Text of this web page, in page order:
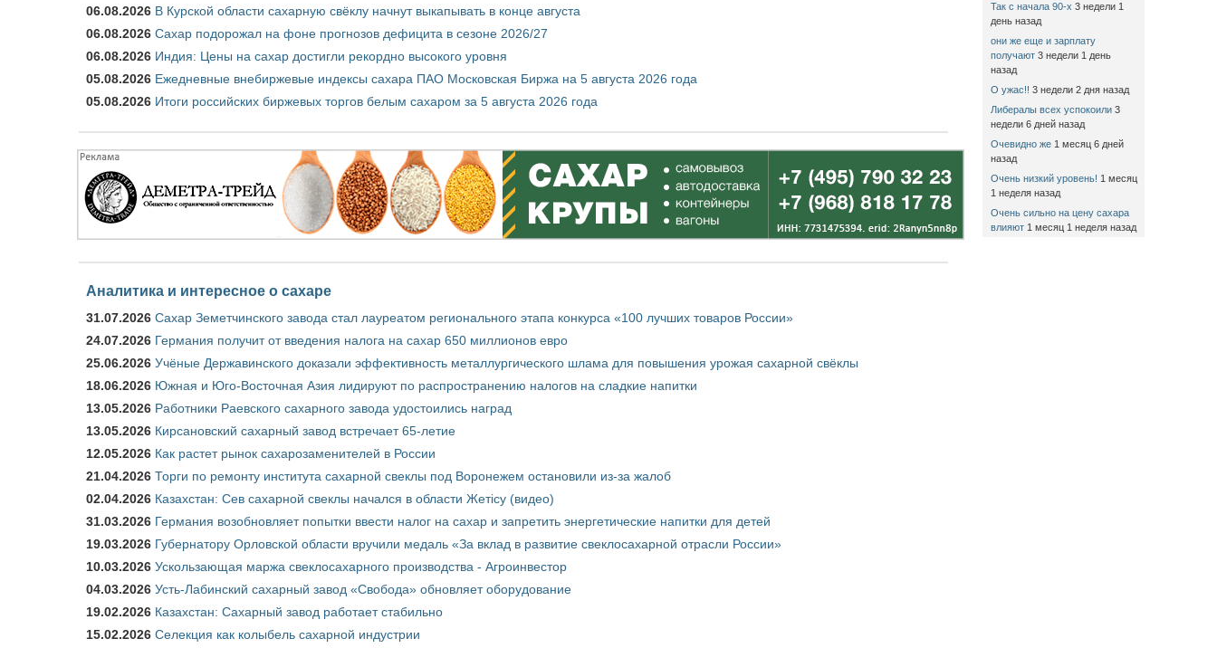
06.08.2026 В Курской области сахарную свёклу начнут выкапывать в конце августа
06.08.2026 Сахар подорожал на фоне прогнозов дефицита в сезоне 2026/27
06.08.2026 Индия: Цены на сахар достигли рекордно высокого уровня
05.08.2026 Ежедневные внебиржевые индексы сахара ПАО Московская Биржа на 5 августа 2026 года
05.08.2026 Итоги российских биржевых торгов белым сахаром за 5 августа 2026 года
Аналитика и интересное о сахаре
31.07.2026 Сахар Земетчинского завода стал лауреатом регионального этапа конкурса «100 лучших товаров России»
24.07.2026 Германия получит от введения налога на сахар 650 миллионов евро
25.06.2026 Учёные Державинского доказали эффективность металлургического шлама для повышения урожая сахарной свёклы
18.06.2026 Южная и Юго-Восточная Азия лидируют по распространению налогов на сладкие напитки
13.05.2026 Работники Раевского сахарного завода удостоились наград
13.05.2026 Кирсановский сахарный завод встречает 65-летие
12.05.2026 Как растет рынок сахарозаменителей в России
21.04.2026 Торги по ремонту института сахарной свеклы под Воронежем остановили из-за жалоб
02.04.2026 Казахстан: Сев сахарной свеклы начался в области Жетісу (видео)
31.03.2026 Германия возобновляет попытки ввести налог на сахар и запретить энергетические напитки для детей
19.03.2026 Губернатору Орловской области вручили медаль «За вклад в развитие свеклосахарной отрасли России»
10.03.2026 Ускользающая маржа свеклосахарного производства - Агроинвестор
04.03.2026 Усть-Лабинский сахарный завод «Свобода» обновляет оборудование
19.02.2026 Казахстан: Сахарный завод работает стабильно
15.02.2026 Селекция как колыбель сахарной индустрии
Так с начала 90-х 3 недели 1
день назад
они же еще и зарплату
получают 3 недели 1 день
назад
О ужас!! 3 недели 2 дня назад
Либералы всех успокоили 3
недели 6 дней назад
Очевидно же 1 месяц 6 дней
назад
Очень низкий уровень! 1 месяц
1 неделя назад
Очень сильно на цену сахара
влияют 1 месяц 1 неделя назад